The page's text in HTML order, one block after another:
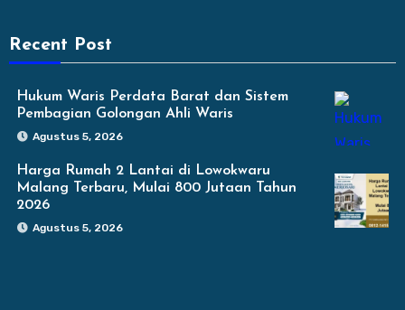
Recent Post
Hukum Waris Perdata Barat dan Sistem
Pembagian Golongan Ahli Waris
Agustus 5, 2026
Harga Rumah 2 Lantai di Lowokwaru
Malang Terbaru, Mulai 800 Jutaan Tahun
2026
Agustus 5, 2026